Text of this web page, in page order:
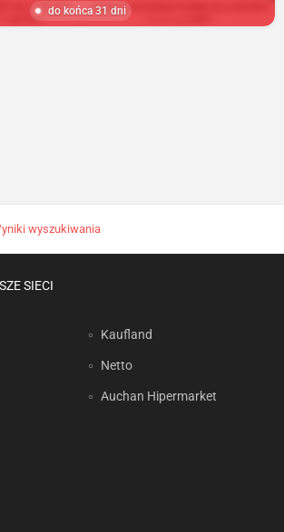
do końca 31 dni
wyszukiwania
SIECI
Kaufland
Netto
Auchan Hipermarket